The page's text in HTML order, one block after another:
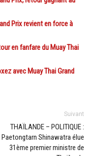
Prix revient en force à
en fanfare du Muay Thai
avec Muay Thai Grand
Suivant
THAÏLANDE – POLITIQUE :
Paetongtarn Shinawatra élue
31ème premier ministre de